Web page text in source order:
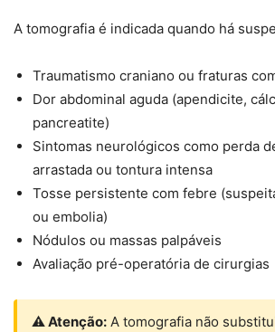
A tomografia é indicada quando há
Traumatismo craniano ou fraturas
Dor abdominal aguda (apendicite,
pancreatite)
Sintomas neurológicos como perda
arrastada ou tontura intensa
Tosse persistente com febre
ou embolia)
Nódulos ou massas palpáveis
Avaliação pré-operatória de cirurgias
⚠ Atenção: A tomografia não